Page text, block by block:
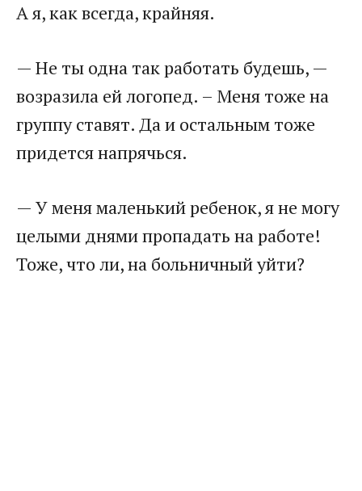
А я, как всегда, крайняя.
— Не ты одна так работать будешь, —
возразила ей логопед. – Меня тоже на
группу ставят. Да и остальным тоже
придется напрячься.
— У меня маленький ребенок, я не могу
целыми днями пропадать на работе!
Тоже, что ли, на больничный уйти?